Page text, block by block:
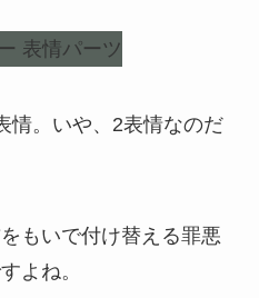
情。いや、2表情なのだ
もいで付け替える罪悪
よね。